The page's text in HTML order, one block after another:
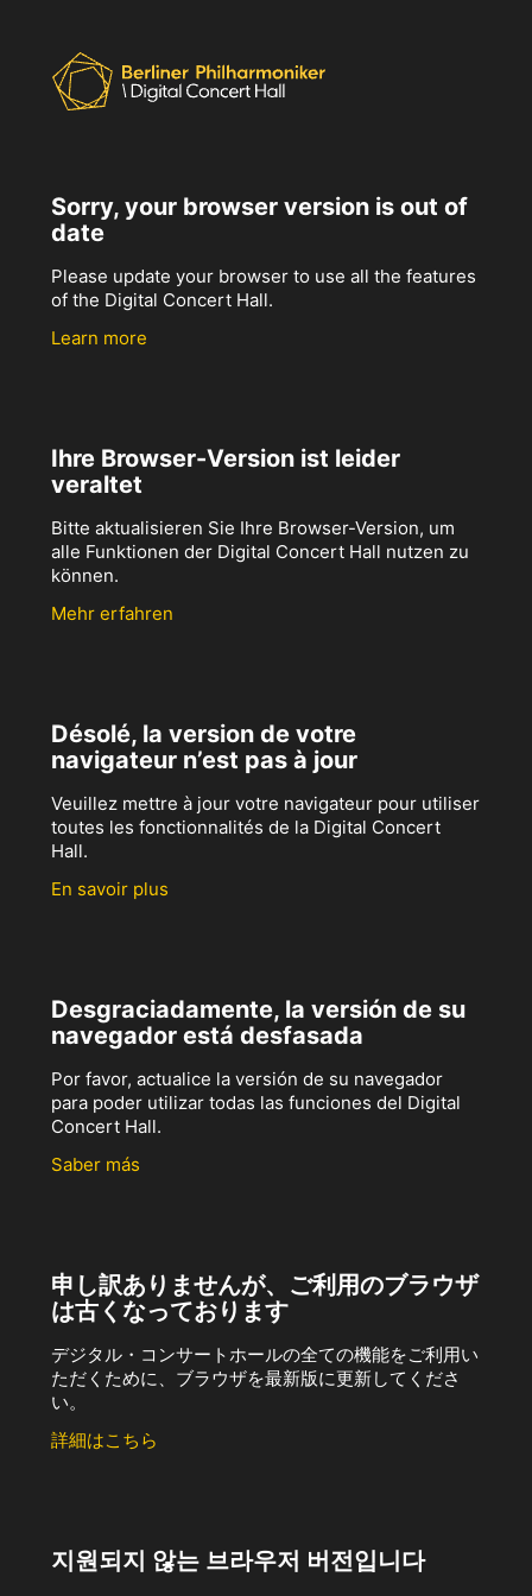
Sorry, your browser version is out of
date
Please update your browser to use all the features
of the Digital Concert Hall.
Learn more
Ihre Browser-Version ist leider
veraltet
Bitte aktualisieren Sie Ihre Browser-Version, um
alle Funktionen der Digital Concert Hall nutzen zu
können.
Mehr erfahren
Désolé, la version de votre
navigateur n’est pas à jour
Veuillez mettre à jour votre navigateur pour utiliser
toutes les fonctionnalités de la Digital Concert
Hall.
En savoir plus
Desgraciadamente, la versión de su
navegador está desfasada
Por favor, actualice la versión de su navegador
para poder utilizar todas las funciones del Digital
Concert Hall.
Saber más
申し訳ありませんが、ご利用のブラウザ
は古くなっております
デジタル・コンサートホールの全ての機能をご利用い
ただくために、ブラウザを最新版に更新してくださ
い。
詳細はこちら
지원되지 않는 브라우저 버전입니다